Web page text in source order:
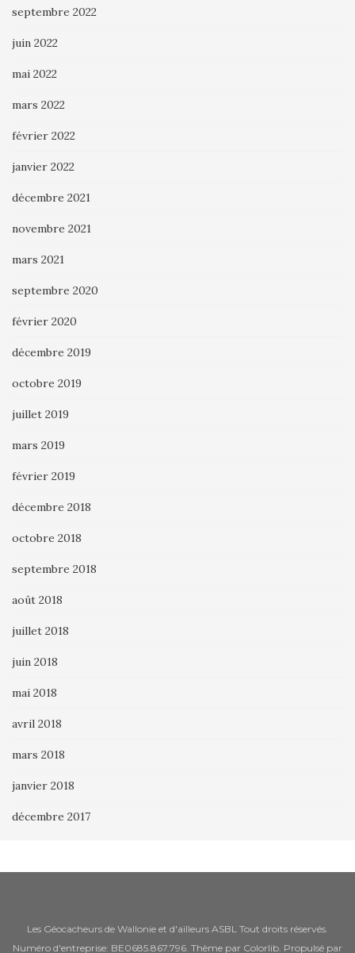
septembre 2022
juin 2022
mai 2022
mars 2022
février 2022
janvier 2022
décembre 2021
novembre 2021
mars 2021
septembre 2020
février 2020
décembre 2019
octobre 2019
juillet 2019
mars 2019
février 2019
décembre 2018
octobre 2018
septembre 2018
août 2018
juillet 2018
juin 2018
mai 2018
avril 2018
mars 2018
janvier 2018
décembre 2017
Les Géocacheurs de Wallonie et d'ailleurs ASBL Tout droits réservés.
Numéro d'entreprise: BE0685.867.796. Thème par Colorlib. Propulsé par